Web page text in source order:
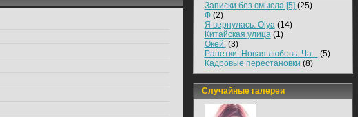
Записки без смысла [5] (25)
Ф(2)
Я вернулась. Olya(14)
Китайская улица(1)
Окей.(3)
Ранетки: Новая любовь. Ча...(5)
Кадровые перестановки (8)
Случайные галереи